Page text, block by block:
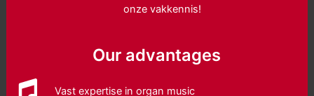
onze vakkennis!
Our advantages
Vast expertise in organ music